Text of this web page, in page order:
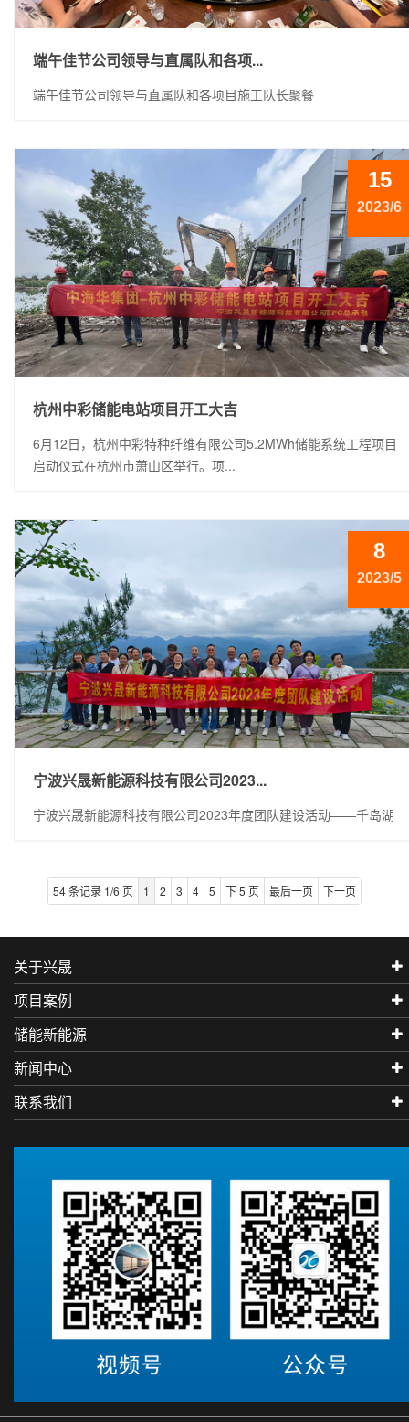
端午佳节公司领导与直属队和各项...
端午佳节公司领导与直属队和各项目施工队长聚餐
15
2023/6
杭州中彩储能电站项目开工大吉
6月12日，杭州中彩特种纤维有限公司5.2MWh储能系统工程项目
启动仪式在杭州市萧山区举行。项...
8
2023/5
宁波兴晟新能源科技有限公司2023...
宁波兴晟新能源科技有限公司2023年度团队建设活动——千岛湖
54 条记录 1/6 页 1 2 3 4 5 下 5 页 最后一页 下一页
关于兴晟
项目案例
储能新能源
新闻中心
联系我们